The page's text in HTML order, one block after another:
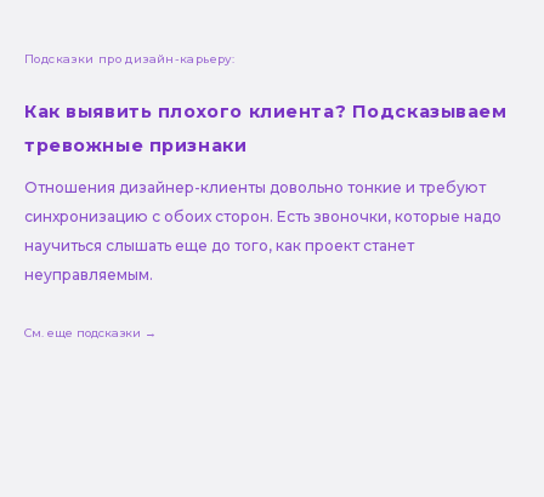
Подсказки про дизайн-карьеру:
Как выявить плохого клиента? Подсказываем
тревожные признаки
Отношения дизайнер-клиенты довольно тонкие и требуют
синхронизацию с обоих сторон. Есть звоночки, которые надо
научиться слышать еще до того, как проект станет
неуправляемым.
См. еще подсказки →